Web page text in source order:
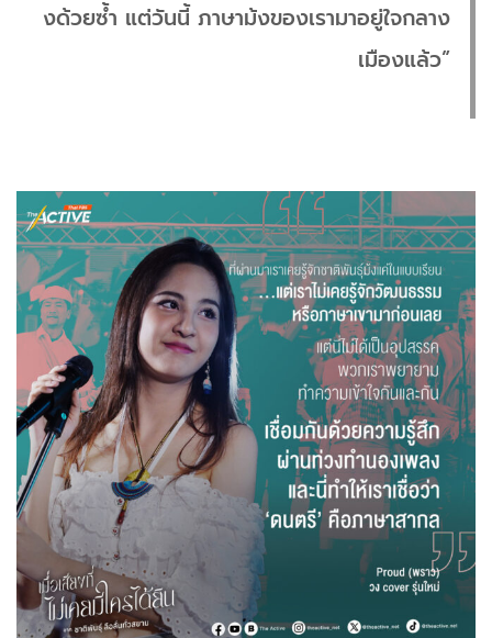
งด้วยซ้ำ แต่วันนี้ ภาษาม้งของเรามาอยู่ใจกลาง
เมืองแล้ว”